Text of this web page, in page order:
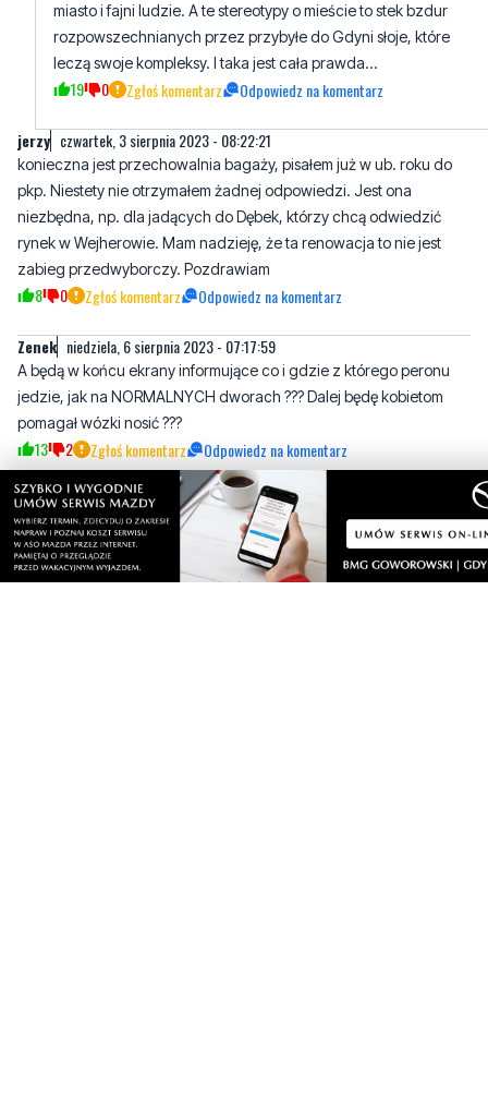
19 0 Zgłoś komentarz Odpowiedz na komentarz
czwartek, 3 sierpnia 2023 - 08:22:21
konieczna jest przechowalnia bagaży, pisałem już w ub. roku do
niezbędna, np. dla jadących do Dębek, którzy chcą odwiedzić
rynek w Wejherowie. Mam nadzieję, że ta renowacja to nie jest
zabieg przedwyborczy. Pozdrawiam
8 0 Zgłoś komentarz Odpowiedz na komentarz
Zenek niedziela, 6 sierpnia 2023 - 07:17:59
A będą w końcu ekrany informujące co i gdzie z którego peronu
pomagał wózki nosić ???
13 2 Zgłoś komentarz Odpowiedz na komentarz
Prezes niedziela, 6 sierpnia 2023 - 10:08:33
No dobra Rozumniem że Dworzec czeka od bardzo długich lat na
Remont a co z platformami przy których stoją pociągi które też się
nadają do Remontu!Nie lepiej zrobić wszytkiego od razu ! A nie
taką fuszerkie odp.......ć?
5 0 Zgłoś komentarz Odpowiedz na komentarz